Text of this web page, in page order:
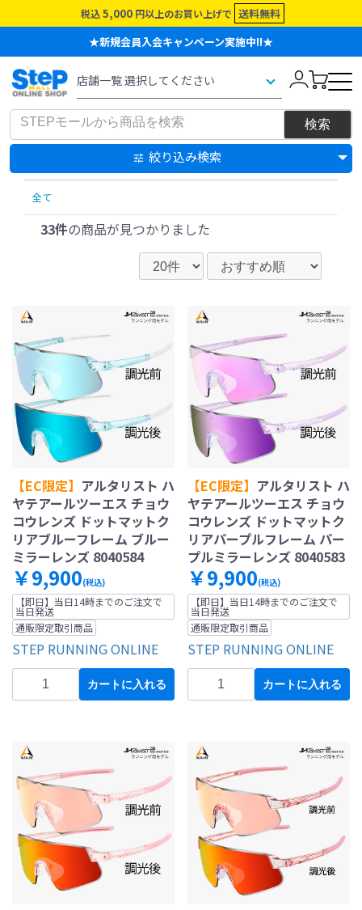
税込 5,000 円以上のお買い上げで 送料無料
★新規会員入会キャンペーン実施中!!★
絞り込み検索
全て
33件の商品が見つかりました
【EC限定】 アルタリスト ハ
ヤテアールツーエス チョウ
コウレンズ ドットマットク
リアブルーフレーム ブルー
ミラーレンズ 8040584
￥9,900(税込)
【即日】当日14時までのご注文で
当日発送
通販限定取引商品
STEP RUNNING ONLINE
カートに入れる
【EC限定】 アルタリスト ハ
ヤテアールツーエス チョウ
コウレンズ ドットマットク
リアパープルフレーム パー
プルミラーレンズ 8040583
￥9,900(税込)
【即日】当日14時までのご注文で
当日発送
通販限定取引商品
STEP RUNNING ONLINE
カートに入れる